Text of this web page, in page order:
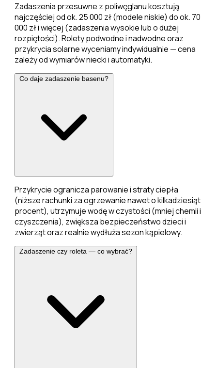
Zadaszenia przesuwne z poliwęglanu kosztują
najczęściej od ok. 25 000 zł (modele niskie) do ok. 70
000 zł i więcej (zadaszenia wysokie lub o dużej
rozpiętości). Rolety podwodne i nadwodne oraz
przykrycia solarne wyceniamy indywidualnie — cena
zależy od wymiarów niecki i automatyki.
Co daje zadaszenie basenu?
Przykrycie ogranicza parowanie i straty ciepła
(niższe rachunki za ogrzewanie nawet o kilkadziesiąt
procent), utrzymuje wodę w czystości (mniej chemii i
czyszczenia), zwiększa bezpieczeństwo dzieci i
zwierząt oraz realnie wydłuża sezon kąpielowy.
Zadaszenie czy roleta — co wybrać?